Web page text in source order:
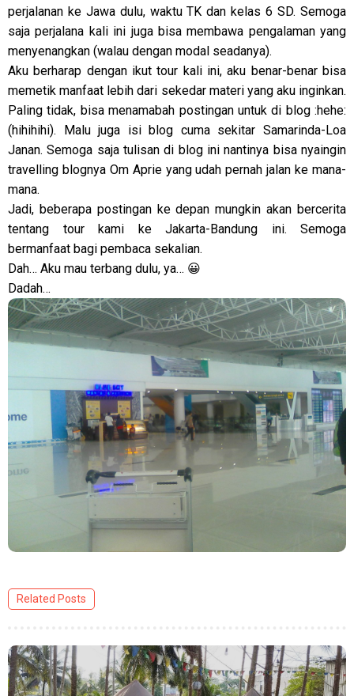
perjalanan ke Jawa dulu, waktu TK dan kelas 6 SD. Semoga
saja perjalana kali ini juga bisa membawa pengalaman yang
menyenangkan (walau dengan modal seadanya).
Aku berharap dengan ikut tour kali ini, aku benar-benar bisa
memetik manfaat lebih dari sekedar materi yang aku inginkan.
Paling tidak, bisa menamabah postingan untuk di blog :hehe:
(hihihihi). Malu juga isi blog cuma sekitar Samarinda-Loa
Janan. Semoga saja tulisan di blog ini nantinya bisa nyaingin
travelling blognya Om Aprie yang udah pernah jalan ke mana-
mana.
Jadi, beberapa postingan ke depan mungkin akan bercerita
tentang tour kami ke Jakarta-Bandung ini. Semoga
bermanfaat bagi pembaca sekalian.
Dah… Aku mau terbang dulu, ya… 😀
Dadah…
Related Posts